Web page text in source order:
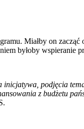
Miałby on
byłoby wspieranie
podjęcia
z budżetu